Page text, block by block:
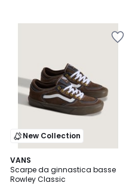
New Collection
VANS
Scarpe da ginnastica basse
Rowley Classic